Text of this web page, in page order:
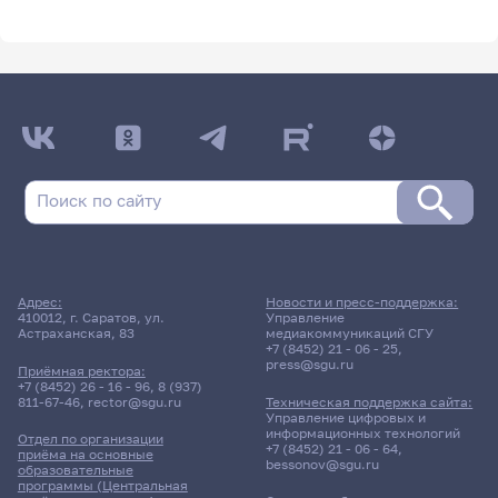
Адрес:
410012, г. Саратов, ул.
Астраханская, 83
Приёмная ректора:
+7 (8452) 26 - 16 - 96, 8 (937)
811-67-46, rector@sgu.ru
Отдел по организации
приёма на основные
образовательные
программы (Центральная
Новости и пресс-поддержка:
Управление
медиакоммуникаций СГУ
+7 (8452) 21 - 06 - 25,
press@sgu.ru
Техническая поддержка сайта:
Управление цифровых и
информационных технологий
+7 (8452) 21 - 06 - 64,
bessonov@sgu.ru